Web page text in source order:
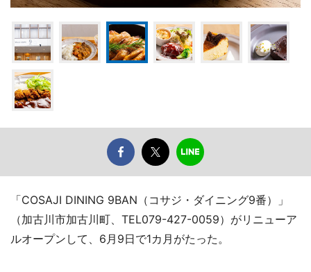
「COSAJI DINING 9BAN（コサジ・ダイニング9番）」
（加古川市加古川町、TEL079-427-0059）がリニューア
ルオープンして、6月9日で1カ月がたった。